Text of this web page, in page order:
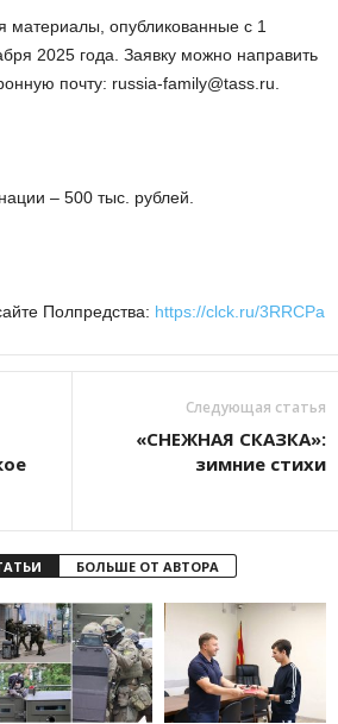
материалы, опубликованные с 1
2025 года. Заявку можно направить
почту: russia-family@tass.ru.
– 500 тыс. рублей.
Полпредства: https://clck.ru/3RRCPa
Следующая статья
«СНЕЖНАЯ СКАЗКА»:
зимние стихи
БОЛЬШЕ ОТ АВТОРА